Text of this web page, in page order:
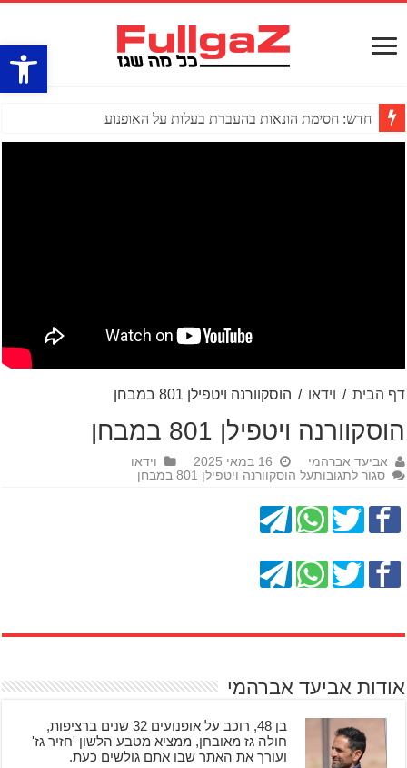
פתח
חדש: חסימת הונאות בהעברת בעלות על האופנוע
דף הבית / וידאו / הוסקוורנה ויטפילן 801 במבחן
הוסקוורנה ויטפילן 801 במבחן
אביעד אברהמי 16 במאי 2025
וידאו
סגור לתגובותעל הוסקוורנה ויטפילן 801 במבחן
אודות אביעד אברהמי
בן 48, רוכב על אופנועים 32 שנים ברציפות,
חולה גז מאובחן, ממציא מטבע הלשון 'חזיר גז'
ועורך את האתר שבו אתם גולשים כעת.